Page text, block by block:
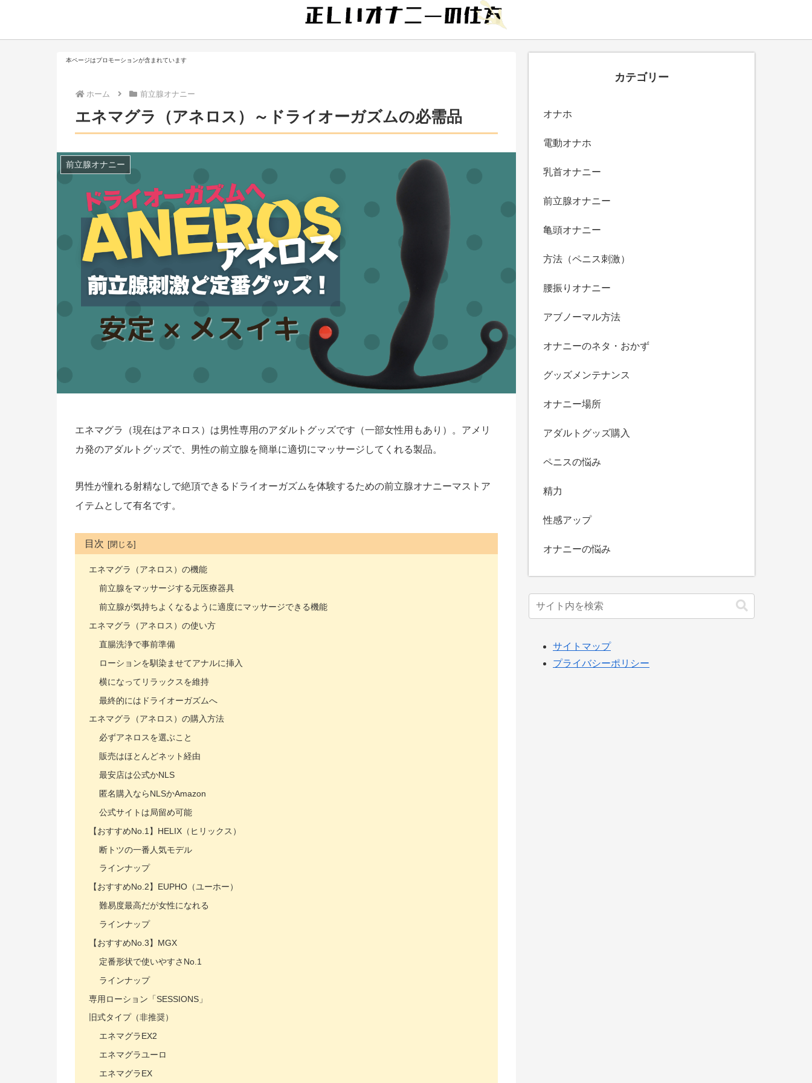
本ページはプロモーションが含まれています
ホーム 前立腺オナニー
エネマグラ（アネロス）～ドライオーガズムの必需品
前立腺オナニー
エネマグラ（現在はアネロス）は男性専用のアダルトグッズです（一部女性用もあり）。アメリ
カ発のアダルトグッズで、男性の前立腺を簡単に適切にマッサージしてくれる製品。
男性が憧れる射精なしで絶頂できるドライオーガズムを体験するための前立腺オナニーマストア
イテムとして有名です。
目次
エネマグラ（アネロス）の機能
前立腺をマッサージする元医療器具
前立腺が気持ちよくなるように適度にマッサージできる機能
エネマグラ（アネロス）の使い方
直腸洗浄で事前準備
ローションを馴染ませてアナルに挿入
横になってリラックスを維持
最終的にはドライオーガズムへ
エネマグラ（アネロス）の購入方法
必ずアネロスを選ぶこと
販売はほとんどネット経由
最安店は公式かNLS
匿名購入ならNLSかAmazon
公式サイトは局留め可能
【おすすめNo.1】HELIX（ヒリックス）
断トツの一番人気モデル
ラインナップ
【おすすめNo.2】EUPHO（ユーホー）
難易度最高だが女性になれる
ラインナップ
【おすすめNo.3】MGX
定番形状で使いやすさNo.1
ラインナップ
専用ローション「SESSIONS」
旧式タイプ（非推奨）
エネマグラEX2
エネマグラユーロ
エネマグラEX
カテゴリー
オナホ
電動オナホ
乳首オナニー
前立腺オナニー
亀頭オナニー
方法（ペニス刺激）
腰振りオナニー
アブノーマル方法
オナニーのネタ・おかず
グッズメンテナンス
オナニー場所
アダルトグッズ購入
ペニスの悩み
精力
性感アップ
オナニーの悩み
サイトマップ
プライバシーポリシー